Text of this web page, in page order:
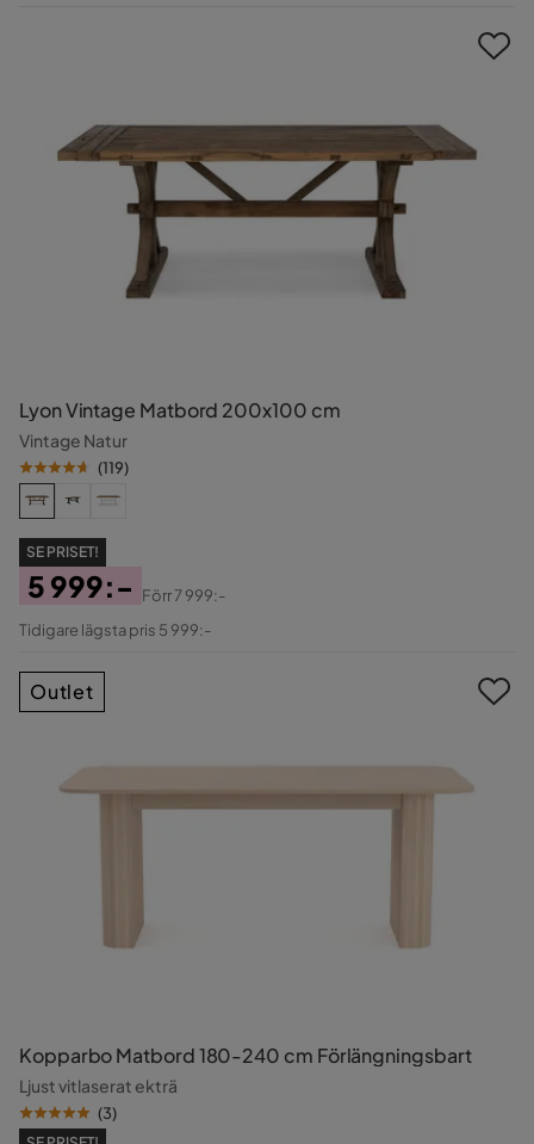
Lyon Vintage Matbord 200x100 cm
Vintage Natur
(119)
SE PRISET!
Pris
5 999:-
Original
Förr7 999:-
Tidigare lägsta pris 5 999:-
Kopparbo Matbord 180-240 cm Förlängningsbart
Ljust vitlaserat ekträ
(3)
Outlet